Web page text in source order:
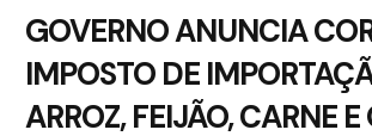
GOVERNO ANUNCIA
IMPOSTO DE
ARROZ, FEIJÃO, CARNE